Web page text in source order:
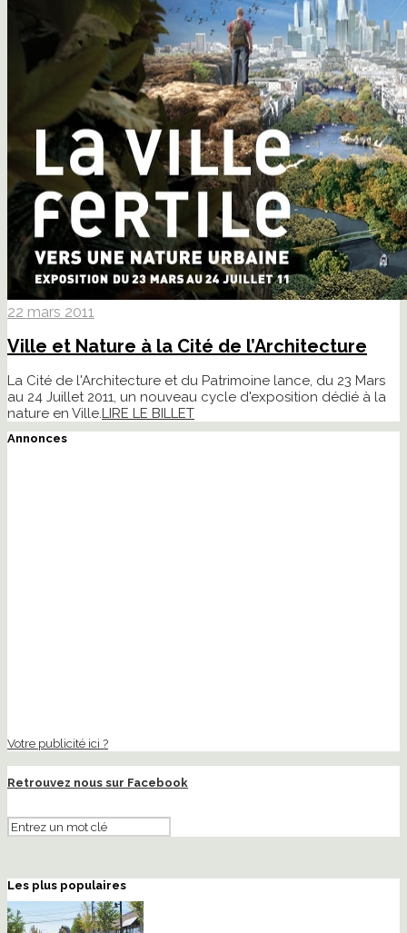
22 mars 2011
Ville et Nature à la Cité de l’Architecture
La Cité de l'Architecture et du Patrimoine lance, du 23 Mars
au 24 Juillet 2011, un nouveau cycle d'exposition dédié à la
nature en Ville.LIRE LE BILLET
Annonces
Votre publicité ici ?
Retrouvez nous sur Facebook
Les plus populaires